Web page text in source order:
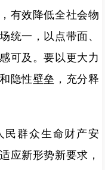
有效降低全社会物
统一，以点带面、
可及。要以更大力
隐性壁垒，充分释
民群众生命财产安
应新形势新要求，